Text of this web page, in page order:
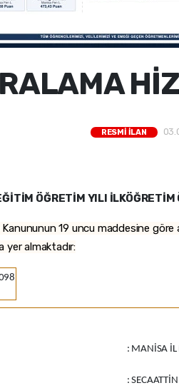
RESMİ İLAN
ÖĞRETİM YILI İLKÖĞRETİM
Kanununun 19 uncu maddesine göre
yer almaktadır:
: MANİSA İL
: